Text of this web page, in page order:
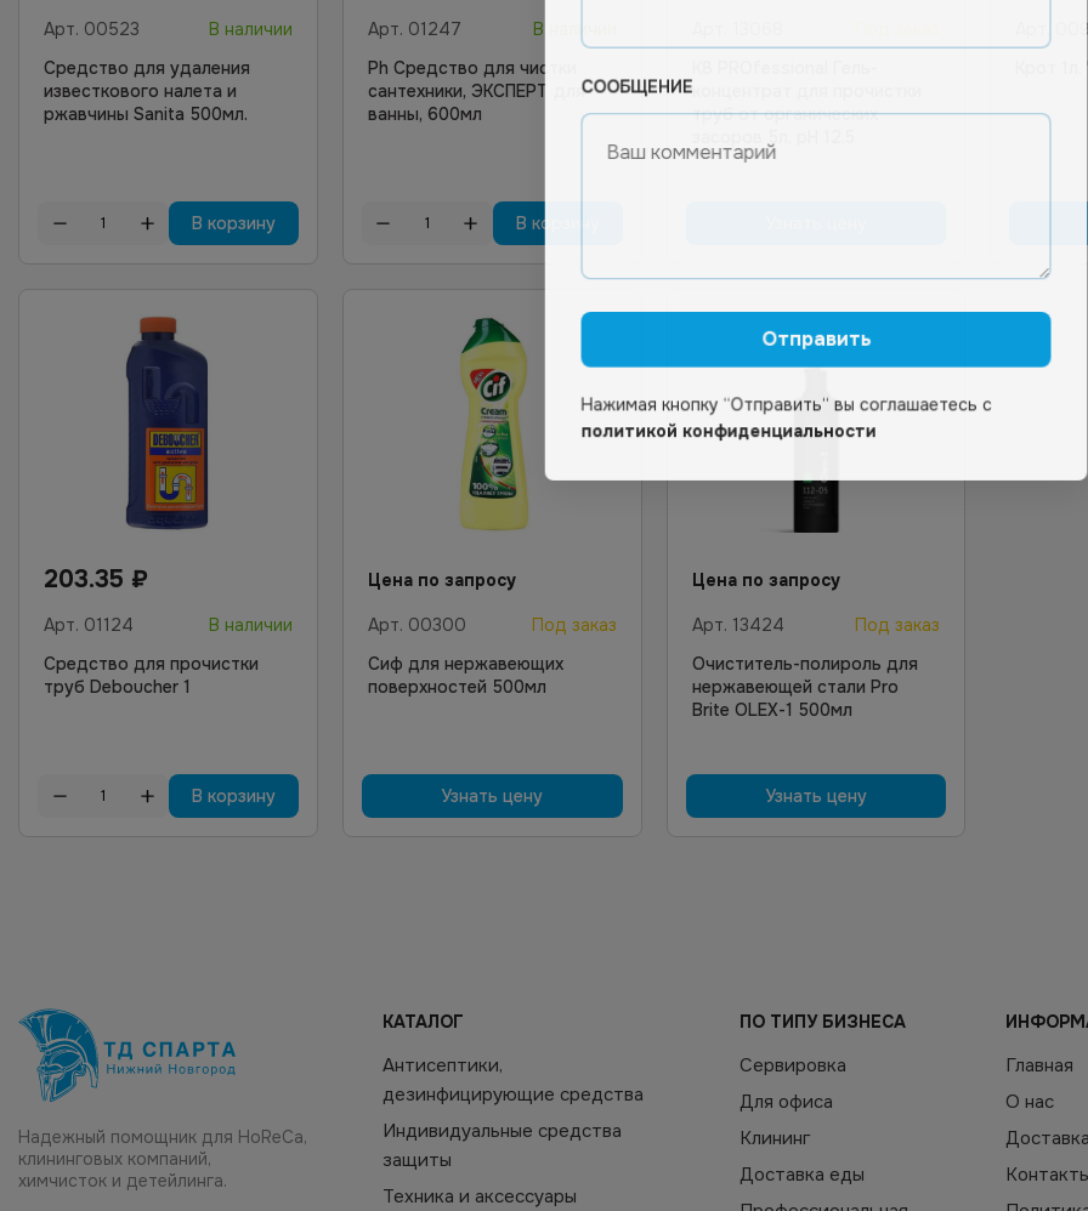
Арт. 00523
В наличии
Средство для удаления
известкового налета и
ржавчины Sanita 500мл.
В корзину
Арт. 01247
В наличии
Ph Средство для чистки
сантехники, ЭКСПЕРТ для
ванны, 600мл
В корзину
концентрат для прочистки
труб от органических
203.35 ₽
Арт. 01124
В наличии
Средство для прочистки
труб Deboucher 1
В корзину
Цена по запросу
Арт. 00300
Под заказ
Сиф для нержавеющих
поверхностей 500мл
Узнать цену
Цена по запросу
Арт. 13424
Под заказ
Очиститель-полироль для
нержавеющей стали Pro
Brite OLEX-1 500мл
Узнать цену
Надежный помощник для HoReCa,
клининговых компаний,
химчисток и детейлинга.
КАТАЛОГ
Антисептики,
дезинфицирующие средства
Индивидуальные средства
защиты
Техника и аксессуары
ПО ТИПУ БИЗНЕСА
Сервировка
Для офиса
Клининг
Доставка еды
Главная
О нас
СООБЩЕНИЕ
Отправить
Нажимая кнопку “Отправить“ вы соглашаетесь с
политикой конфиденциальности